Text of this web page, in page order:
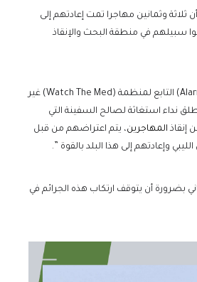
ثلاثة وثمانين مهاجرا تمت إعادتهم إلى
سبيلهم في منطقة البحث والإنقاذ
وقال مشروع (Alarm Phone) التابع لمنظمة (Watch The Med) غير
نداء استغاثة لصالح السفينة التي
إنقاذ المهاجرين، يتم اعتراضهم من قبل
وإعادتهم إلى هذا البلد بالقوة ”.
بضرورة أن يتوقف ارتكاب هذه الجرائم في